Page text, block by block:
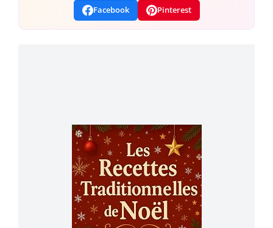
Facebook Pinterest